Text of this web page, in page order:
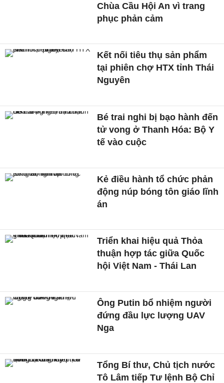
Chùa Cầu Hội An vì trang
phục phản cảm
Kết nối tiêu thụ sản phẩm
tại phiên chợ HTX tỉnh Thái
Nguyên
Bé trai nghi bị bạo hành đến
tử vong ở Thanh Hóa: Bộ Y
tế vào cuộc
Kẻ điều hành tổ chức phản
động núp bóng tôn giáo lĩnh
án
Triển khai hiệu quả Thỏa
thuận hợp tác giữa Quốc
hội Việt Nam - Thái Lan
Ông Putin bổ nhiệm người
đứng đầu lực lượng UAV
Nga
Tổng Bí thư, Chủ tịch nước
Tô Lâm tiếp Tư lệnh Bộ Chỉ